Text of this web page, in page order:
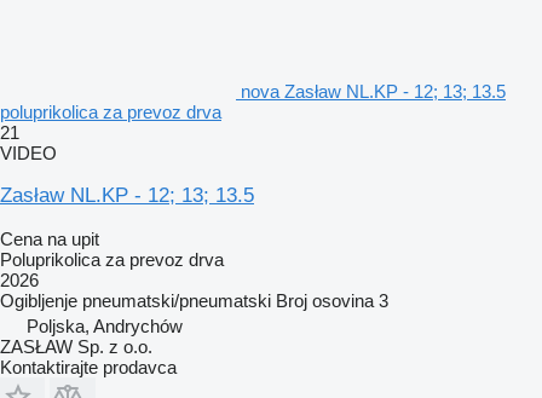
nova Zasław NL.KP - 12; 13; 13.5
poluprikolica za prevoz drva
21
VIDEO
Zasław NL.KP - 12; 13; 13.5
Cena na upit
Poluprikolica za prevoz drva
2026
Ogibljenje pneumatski/pneumatski Broj osovina 3
Poljska, Andrychów
ZASŁAW Sp. z o.o.
Kontaktirajte prodavca